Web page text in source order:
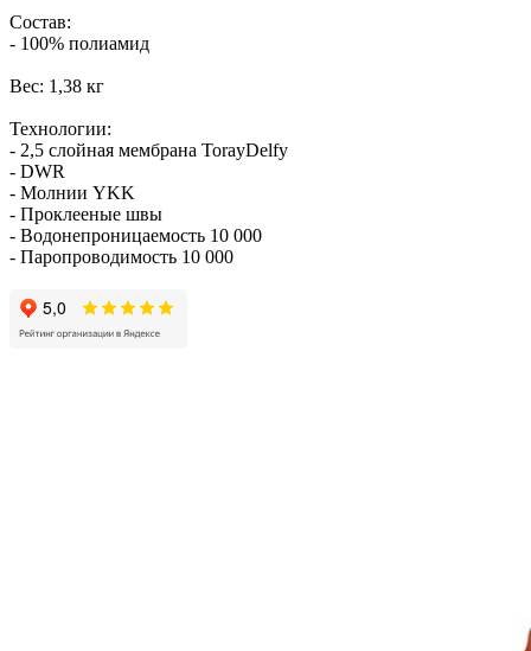
Состав:
- 100% полиамид
Вес: 1,38 кг
Технологии:
- 2,5 слойная мембрана TorayDelfy
- DWR
- Молнии YKK
- Проклееные швы
- Водонепроницаемость 10 000
- Паропроводимость 10 000